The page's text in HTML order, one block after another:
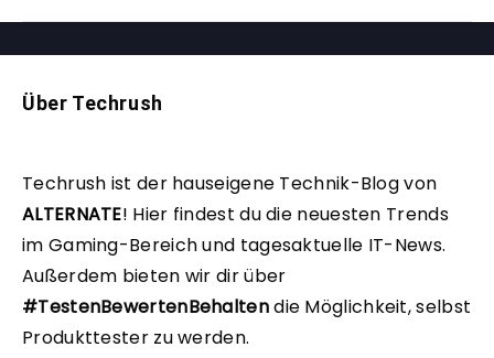
Über Techrush
Techrush ist der hauseigene Technik-Blog von
ALTERNATE! Hier findest du die neuesten Trends
im Gaming-Bereich und tagesaktuelle IT-News.
Außerdem bieten wir dir über
#TestenBewertenBehaltendie Möglichkeit, selbst
Produkttester zu werden.